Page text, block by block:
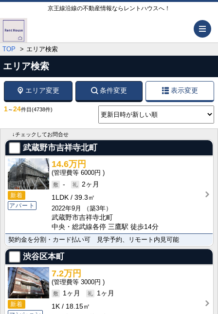
京王線沿線の不動産情報ならレントハウスへ！
TOP エリア検索
エリア検索
エリア変更 条件変更 表示変更
1～24件目 (4738件)
↓チェックしてお問合せ
武蔵野市吉祥寺北町
新着
アパート
14.6万円
6000円
-
2ヶ月
1LDK
39.3㎡
2022年9月
（築3年）
武蔵野市吉祥寺北町
中央・総武線各停 三鷹駅 徒歩14分
契約金を分割・カード払い可 見学予約、リモート内見可能
渋谷区本町
新着
7.2万円
3000円
1ヶ月
1ヶ月
1K
18.15㎡